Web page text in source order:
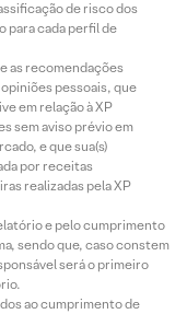
de risco dos
para cada perfil de
as recomendações
pessoais, que
em relação à XP
sem aviso prévio em
e que sua(s)
por receitas
realizadas pela XP
e pelo cumprimento
sendo que, caso constem
será o primeiro
ao cumprimento de